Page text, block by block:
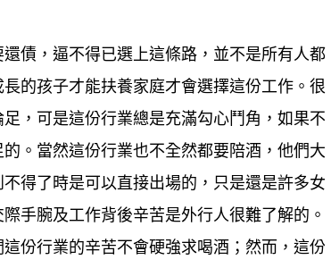
債，逼不得已選上這條路，並不是所有人都
的孩子才能扶養家庭才會選擇這份工作。很
，可是這份行業總是充滿勾心鬥角，如果不
。當然這份行業也不全然都要陪酒，他們大
得了時是可以直接出場的，只是還是許多女
手腕及工作背後辛苦是外行人很難了解的。
份行業的辛苦不會硬強求喝酒；然而，這份